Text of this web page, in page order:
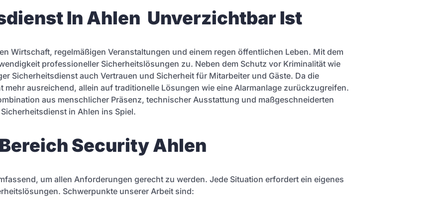
In Ahlen Unverzichtbar Ist
Wirtschaft, regelmäßigen Veranstaltungen und einem regen öffentlichen Leben. Mit dem
professioneller Sicherheitslösungen zu. Neben dem Schutz vor Kriminalität wie
Sicherheitsdienst auch Vertrauen und Sicherheit für Mitarbeiter und Gäste. Da die
mehr ausreichend, allein auf traditionelle Lösungen wie eine Alarmanlage zurückzugreifen.
aus menschlicher Präsenz, technischer Ausstattung und maßgeschneiderten
in Ahlen ins Spiel.
Security Ahlen
um allen Anforderungen gerecht zu werden. Jede Situation erfordert ein eigenes
Schwerpunkte unserer Arbeit sind: